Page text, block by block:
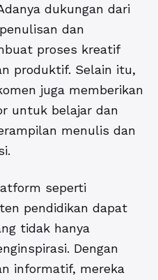
dukungan dari
dan
proses kreatif
produktif. Selain itu,
juga memberikan
untuk belajar dan
menulis dan
seperti
pendidikan dapat
tidak hanya
Dengan
informatif, mereka